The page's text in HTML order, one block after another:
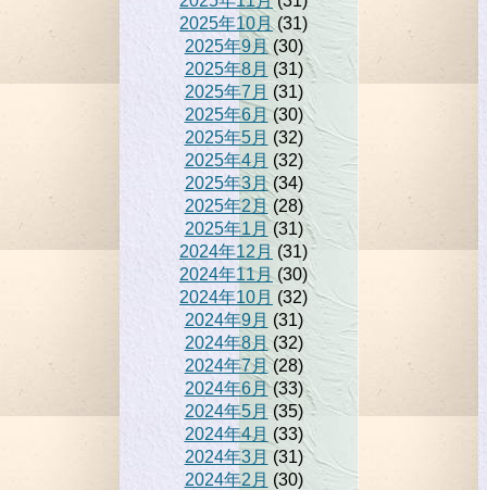
2025年10月(31)
2025年9月(30)
2025年8月 (31)
2025年7月 (31)
2025年6月(30)
2025年5月 (32)
2025年4月 (32)
2025年3月(34)
2025年2月(28)
2025年1月 (31)
2024年12月 (31)
2024年11月 (30)
2024年10月 (32)
2024年9月 (31)
2024年8月(32)
2024年7月(28)
2024年6月(33)
2024年5月(35)
2024年4月 (33)
2024年3月 (31)
2024年2月 (30)